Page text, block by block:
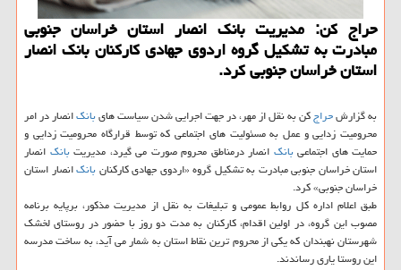
حراج كن: مدیریت بانك انصار استان خراسان جنوبی
مبادرت به تشكیل گروه اردوی جهادی كاركنان بانك انصار
استان خراسان جنوبی كرد.
به گزارشحراجكن به نقل از مهر، در جهت اجرایی شدن سیاست هایبانكانصار در امر
محرومیت زدایی و عمل به مسئولیت های اجتماعی كه توسط قرارگاه محرومیت زدایی و
حمایت های اجتماعیبانك انصار درمناطق محروم صورت می گیرد، مدیریتبانك انصار
استان خراسان جنوبی مبادرت به تشكیل گروه «اردوی جهادی كاركنانبانكانصار استان
خراسان جنوبی» كرد.
طبق اعلام اداره كل روابط عمومی و تبلیغات به نقل از مدیریت مذكور، برپایه برنامه
مصوب این گروه، در اولین اقدام، كاركنان به مدت دو روز با حضور در روستای لخشك
شهرستان نهبندان كه یكی از محروم ترین نقاط استان به شمار می آید، به ساخت مدرسه
این روستا یاری رساندند.